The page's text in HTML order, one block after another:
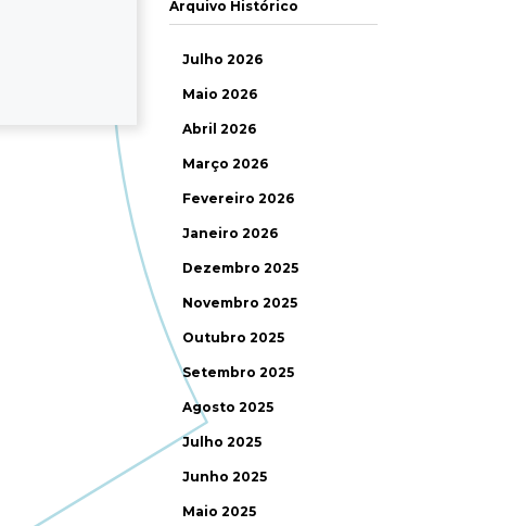
Arquivo Histórico
Julho 2026
Maio 2026
Abril 2026
Março 2026
Fevereiro 2026
Janeiro 2026
Dezembro 2025
Novembro 2025
Outubro 2025
Setembro 2025
Agosto 2025
Julho 2025
Junho 2025
Maio 2025